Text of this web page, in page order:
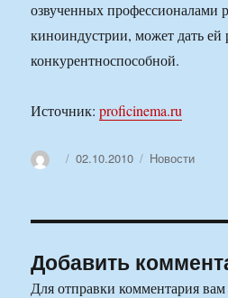
озвученных профессионалами
киноиндустрии, может дать ей
конкурентноспособной.
Источник:proficinema.ru
АвторОпубликовано
02.10.2010 Рубрики
Новости
Добавить
Для отправки комментария